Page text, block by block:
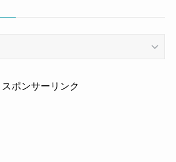
スポンサーリンク